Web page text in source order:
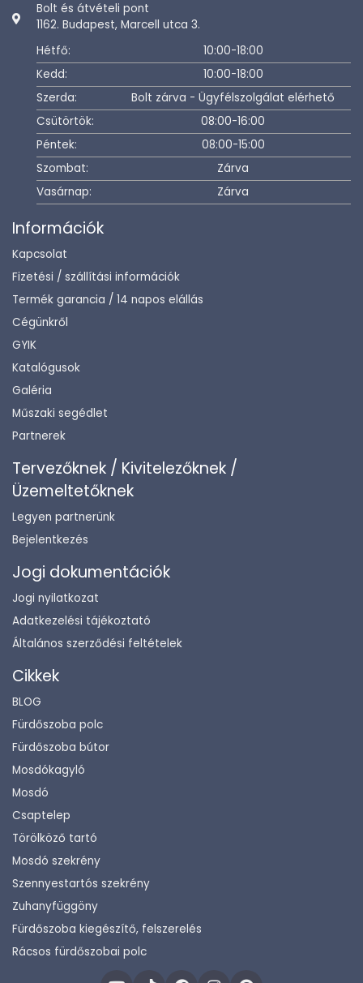
Bolt és átvételi pont
1162. Budapest, Marcell utca 3.
Hétfő:
10:00-18:00
Kedd:
10:00-18:00
Szerda:
Bolt zárva - Ügyfélszolgálat elérhető
Csütörtök:
08:00-16:00
Péntek:
08:00-15:00
Szombat:
Zárva
Vasárnap:
Zárva
Információk
Kapcsolat
Fizetési / szállítási információk
Termék garancia / 14 napos elállás
Cégünkről
GYIK
Katalógusok
Galéria
Műszaki segédlet
Partnerek
Tervezőknek / Kivitelezőknek /
Üzemeltetőknek
Legyen partnerünk
Bejelentkezés
Jogi dokumentációk
Jogi nyilatkozat
Adatkezelési tájékoztató
Általános szerződési feltételek
Cikkek
BLOG
Fürdőszoba polc
Fürdőszoba bútor
Mosdókagyló
Mosdó
Csaptelep
Törölköző tartó
Mosdó szekrény
Szennyestartós szekrény
Zuhanyfüggöny
Fürdőszoba kiegészítő, felszerelés
Rácsos fürdőszobai polc